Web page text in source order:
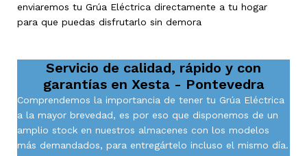
enviaremos tu Grúa Eléctrica directamente a tu hogar
para que puedas disfrutarlo sin demora
Servicio de calidad, rápido y con
garantías en Xesta - Pontevedra
Comprendemos la importancia de tener tu Grúa Eléctrica
a la mayor brevedad, es por eso que disponemos de un
amplio stock en nuestros almacenes con los modelos
más demandados, para entregártelo incluso el mismo día.